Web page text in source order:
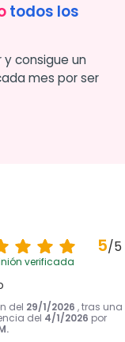
todos los
consigue un
mes por ser
5/5
verificada
del 29/1/2026 , tras una
del 4/1/2026 por